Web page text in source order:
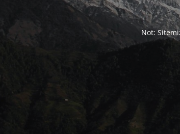
Not: